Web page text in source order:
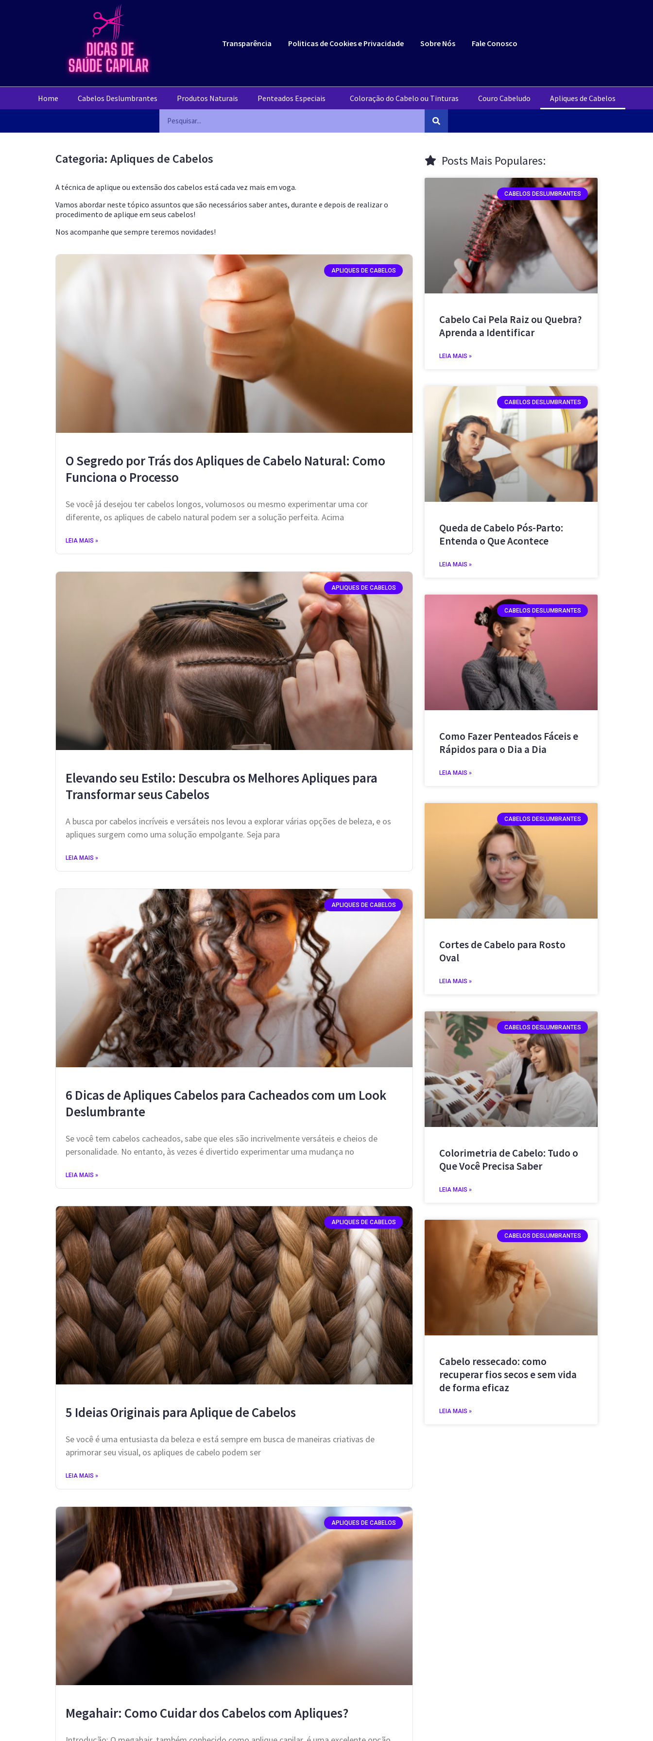
Transparência Politicas de Cookies e Privacidade Sobre Nós Fale Conosco
Home Cabelos Deslumbrantes Produtos Naturais Penteados Especiais Coloração do Cabelo ou Tinturas Couro Cabeludo Apliques de Cabelos
Categoria: Apliques de Cabelos
A técnica de aplique ou extensão dos cabelos está cada vez mais em voga.
Vamos abordar neste tópico assuntos que são necessários saber antes, durante e depois de realizar o
procedimento de aplique em seus cabelos!
Nos acompanhe que sempre teremos novidades!
APLIQUES DE CABELOS
O Segredo por Trás dos Apliques de Cabelo Natural: Como
Funciona o Processo
Se você já desejou ter cabelos longos, volumosos ou mesmo experimentar uma cor
diferente, os apliques de cabelo natural podem ser a solução perfeita. Acima
LEIA MAIS »
APLIQUES DE CABELOS
Elevando seu Estilo: Descubra os Melhores Apliques para
Transformar seus Cabelos
A busca por cabelos incríveis e versáteis nos levou a explorar várias opções de beleza, e os
apliques surgem como uma solução empolgante. Seja para
LEIA MAIS »
APLIQUES DE CABELOS
6 Dicas de Apliques Cabelos para Cacheados com um Look
Deslumbrante
Se você tem cabelos cacheados, sabe que eles são incrivelmente versáteis e cheios de
personalidade. No entanto, às vezes é divertido experimentar uma mudança no
LEIA MAIS »
APLIQUES DE CABELOS
5 Ideias Originais para Aplique de Cabelos
Se você é uma entusiasta da beleza e está sempre em busca de maneiras criativas de
aprimorar seu visual, os apliques de cabelo podem ser
LEIA MAIS »
APLIQUES DE CABELOS
Megahair: Como Cuidar dos Cabelos com Apliques?
Posts Mais Populares:
CABELOS DESLUMBRANTES
Cabelo Cai Pela Raiz ou Quebra?
Aprenda a Identificar
LEIA MAIS »
CABELOS DESLUMBRANTES
Queda de Cabelo Pós-Parto:
Entenda o Que Acontece
LEIA MAIS »
CABELOS DESLUMBRANTES
Como Fazer Penteados Fáceis e
Rápidos para o Dia a Dia
LEIA MAIS »
CABELOS DESLUMBRANTES
Cortes de Cabelo para Rosto
Oval
LEIA MAIS »
CABELOS DESLUMBRANTES
Colorimetria de Cabelo: Tudo o
Que Você Precisa Saber
LEIA MAIS »
CABELOS DESLUMBRANTES
Cabelo ressecado: como
recuperar fios secos e sem vida
de forma eficaz
LEIA MAIS »